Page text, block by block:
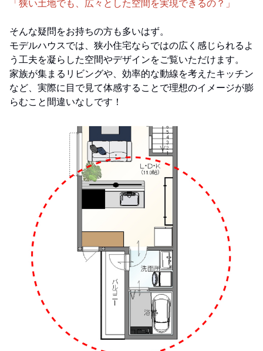
「狭い土地でも、広々とした空間を実現できるの？」
そんな疑問をお持ちの方も多いはず。
モデルハウスでは、狭小住宅ならではの広く感じられるよ
う工夫を凝らした空間やデザインをご覧いただけます。
家族が集まるリビングや、効率的な動線を考えたキッチン
など、実際に目で見て体感することで理想のイメージが膨
らむこと間違いなしです！